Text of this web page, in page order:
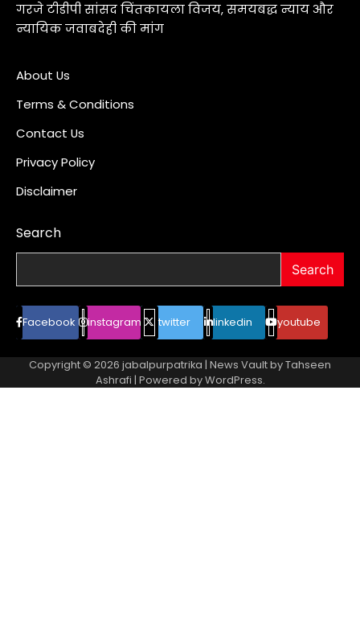
गरजे टीडीपी सांसद चिंतकायला विजय, समयबद्ध न्याय और
न्यायिक जवाबदेही की मांग
About Us
Terms & Conditions
Contact Us
Privacy Policy
Disclaimer
Search
Search
Facebook instagram twitter linkedin youtube
Copyright © 2026 jabalpurpatrika | News Vault byTahseen
Ashrafi | Powered byWordPress.